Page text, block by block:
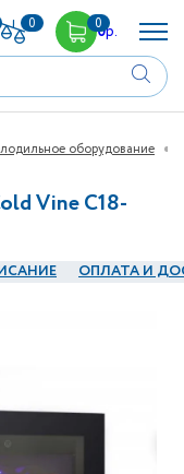
0 00р.
оборудование
Vine C18-
ОПЛАТА И